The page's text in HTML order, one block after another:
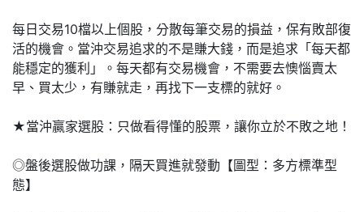
每日交易10檔以上個股，分散每筆交易的損益，保有敗部復
活的機會。當沖交易追求的不是賺大錢，而是追求「每天都
能穩定的獲利」。每天都有交易機會，不需要去懊惱賣太
早、買太少，有賺就走，再找下一支標的就好。
★當沖贏家選股：只做看得懂的股票，讓你立於不敗之地！
◎盤後選股做功課，隔天買進就發動【圖型：多方標準型
態】